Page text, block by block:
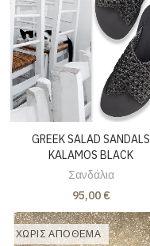
GREEK SALAD SANDALS
KALAMOS BLACK
Σανδάλια
95,00 €
ΧΩΡΊΣ ΑΠΌΘΕΜΑ